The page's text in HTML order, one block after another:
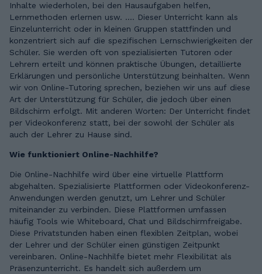
Inhalte wiederholen, bei den Hausaufgaben helfen,
Lernmethoden erlernen usw. .... Dieser Unterricht kann als
Einzelunterricht oder in kleinen Gruppen stattfinden und
konzentriert sich auf die spezifischen Lernschwierigkeiten der
Schüler. Sie werden oft von spezialisierten Tutoren oder
Lehrern erteilt und können praktische Übungen, detaillierte
Erklärungen und persönliche Unterstützung beinhalten. Wenn
wir von Online-Tutoring sprechen, beziehen wir uns auf diese
Art der Unterstützung für Schüler, die jedoch über einen
Bildschirm erfolgt. Mit anderen Worten: Der Unterricht findet
per Videokonferenz statt, bei der sowohl der Schüler als
auch der Lehrer zu Hause sind.
Wie funktioniert Online-Nachhilfe?
Die Online-Nachhilfe wird über eine virtuelle Plattform
abgehalten. Spezialisierte Plattformen oder Videokonferenz-
Anwendungen werden genutzt, um Lehrer und Schüler
miteinander zu verbinden. Diese Plattformen umfassen
häufig Tools wie Whiteboard, Chat und Bildschirmfreigabe.
Diese Privatstunden haben einen flexiblen Zeitplan, wobei
der Lehrer und der Schüler einen günstigen Zeitpunkt
vereinbaren. Online-Nachhilfe bietet mehr Flexibilität als
Präsenzunterricht. Es handelt sich außerdem um